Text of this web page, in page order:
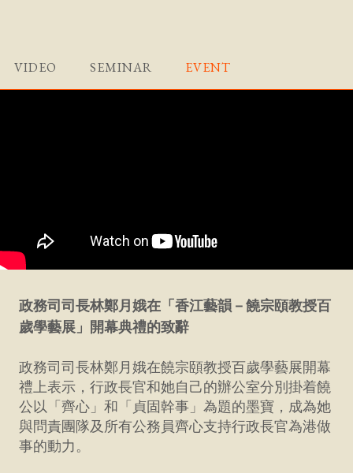
VIDEO SEMINAR EVENT
政務司司長林鄭月娥在「香江藝韻－饒宗頤教授百
歲學藝展」開幕典禮的致辭
政務司司長林鄭月娥在饒宗頤教授百歲學藝展開幕
禮上表示，行政長官和她自己的辦公室分別掛着饒
公以「齊心」和「貞固幹事」為題的墨寶，成為她
與問責團隊及所有公務員齊心支持行政長官為港做
事的動力。